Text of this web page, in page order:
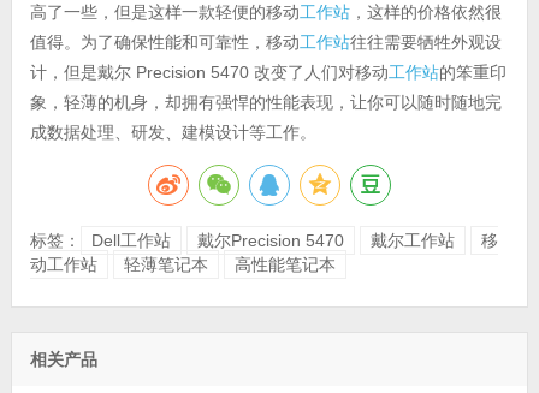
高了一些，但是这样一款轻便的移动工作站，这样的价格依然很
值得。为了确保性能和可靠性，移动工作站往往需要牺牲外观设
计，但是戴尔 Precision 5470 改变了人们对移动工作站的笨重印
象，轻薄的机身，却拥有强悍的性能表现，让你可以随时随地完
成数据处理、研发、建模设计等工作。
标签： Dell工作站 戴尔Precision 5470 戴尔工作站
移
动工作站
轻薄笔记本 高性能笔记本
相关产品